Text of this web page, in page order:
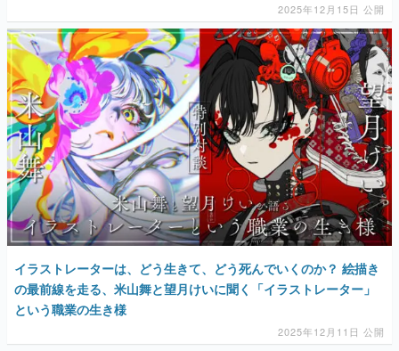
2025年12月15日 公開
イラストレーターは、どう生きて、どう死んでいくのか？ 絵描き
の最前線を走る、米山舞と望月けいに聞く「イラストレーター」
という職業の生き様
2025年12月11日 公開